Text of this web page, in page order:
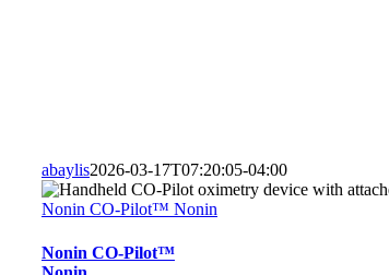
abaylis2026-03-17T07:20:05-04:00
Nonin CO-Pilot™ Nonin
Nonin CO-Pilot™